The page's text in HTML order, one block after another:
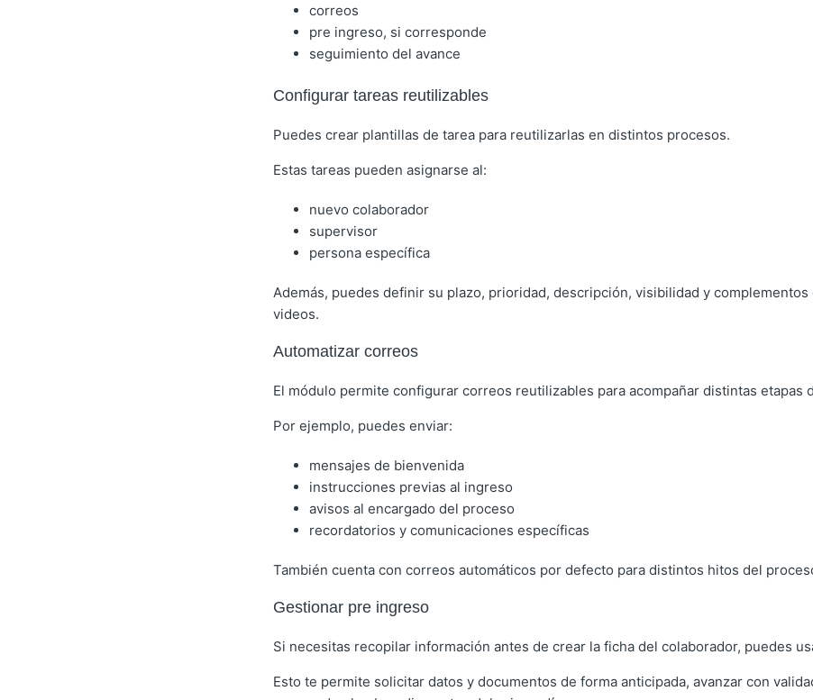
correos
pre ingreso, si corresponde
seguimiento del avance
Configurar tareas reutilizables
Puedes crear plantillas de tarea para reutilizarlas en distintos procesos.
Estas tareas pueden asignarse al:
nuevo colaborador
supervisor
persona específica
Además, puedes definir su plazo, prioridad, descripción, visibilidad y complementos
videos.
Automatizar correos
El módulo permite configurar correos reutilizables para acompañar distintas etapas
Por ejemplo, puedes enviar:
mensajes de bienvenida
instrucciones previas al ingreso
avisos al encargado del proceso
recordatorios y comunicaciones específicas
También cuenta con correos automáticos por defecto para distintos hitos del
Gestionar pre ingreso
Si necesitas recopilar información antes de crear la ficha del colaborador, puedes
Esto te permite solicitar datos y documentos de forma anticipada, avanzar con